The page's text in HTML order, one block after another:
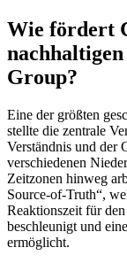
Wie fördert
Group?
Eine der größten
stellte die zentrale
Verständnis und der
verschiedenen
Zeitzonen hinweg
Source-of-Truth“,
Reaktionszeit für
beschleunigt und
ermöglicht.